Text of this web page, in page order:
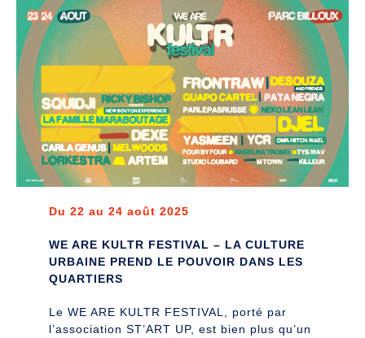
Du 22 au 24 août 2025
WE ARE KULTR FESTIVAL – LA CULTURE
URBAINE PREND LE POUVOIR DANS LES
QUARTIERS
Le WE ARE KULTR FESTIVAL, porté par
l’association ST’ART UP, est bien plus qu’un